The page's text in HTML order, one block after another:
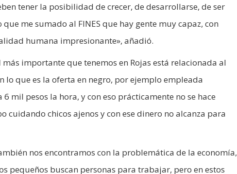
tener la posibilidad de crecer, de desarrollarse, de ser
me sumado al FINES que hay gente muy capaz, con
humana impresionante», añadió.
importante que tenemos en Rojas está relacionada al
que es la oferta en negro, por ejemplo empleada
mil pesos la hora, y con eso prácticamente no se hace
cuidando chicos ajenos y con ese dinero no alcanza para
nos encontramos con la problemática de la economía,
pequeños buscan personas para trabajar, pero en estos